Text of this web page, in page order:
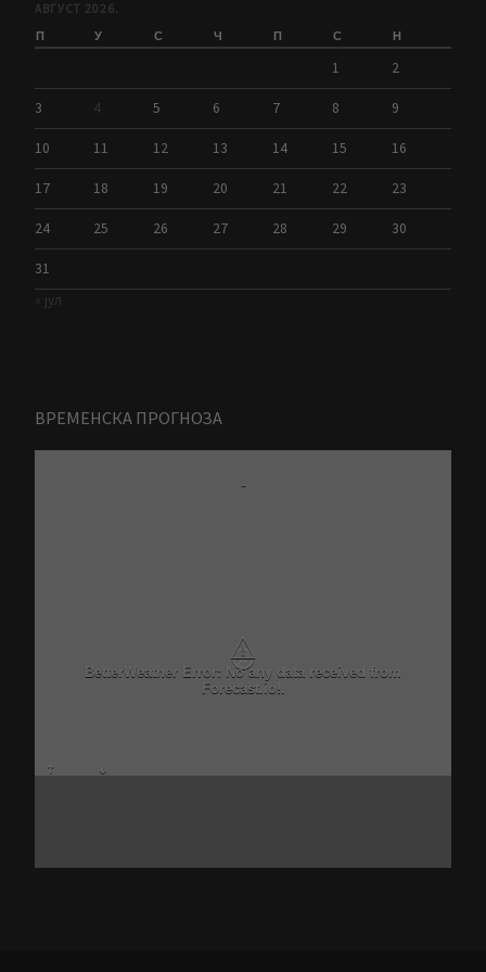
АВГУСТ 2026.
П У С Ч П С Н
1 2
3 4 5 6 7 8 9
10 11 12 13 14 15 16
17 18 19 20 21 22 23
24 25 26 27 28 29 30
31
« јул
ВРЕМЕНСКА ПРОГНОЗА
-
⚠
Critical problem in Better Weather Ajax calls